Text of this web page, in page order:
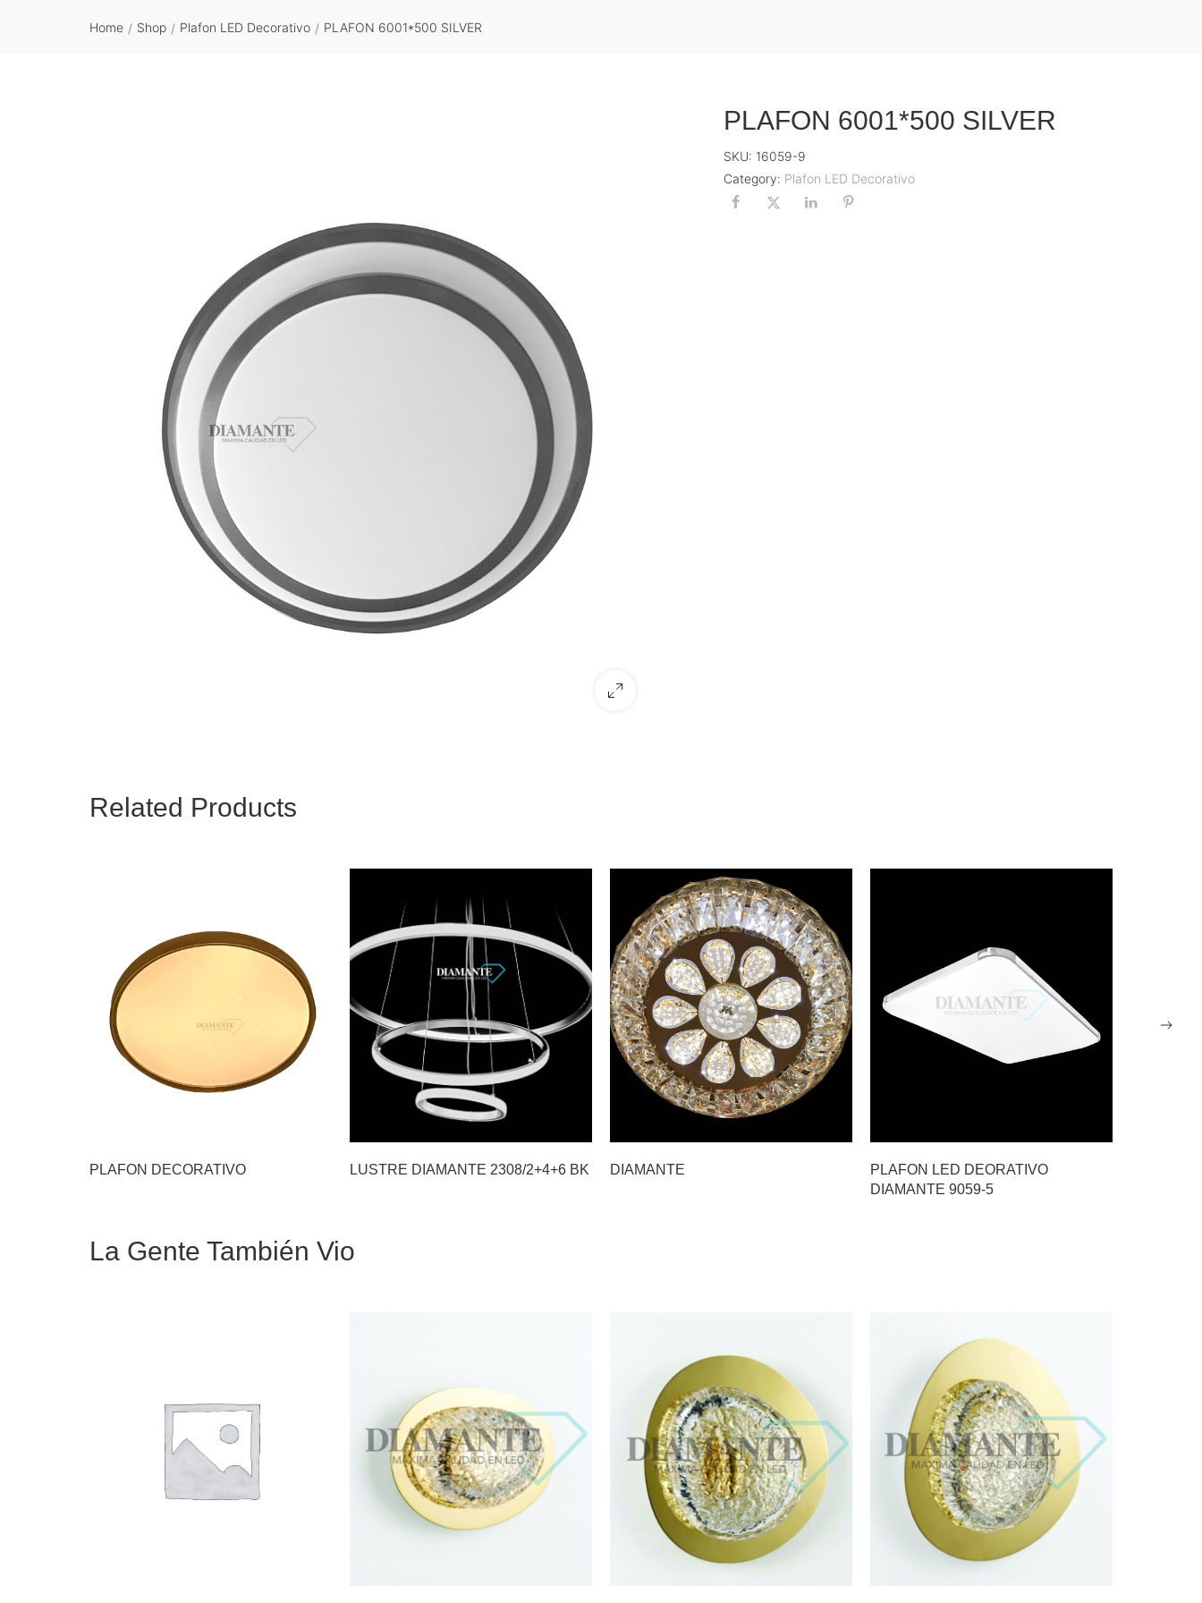
Home / Shop / Plafon LED Decorativo / PLAFON 6001*500 SILVER
PLAFON 6001*500 SILVER
SKU: 16059-9
Category: Plafon LED Decorativo
Related Products
PLAFON DECORATIVO LUSTRE DIAMANTE 2308/2+4+6 BK DIAMANTE
PLAFON LED DEORATIVO
DIAMANTE 9059-5
La Gente También Vio